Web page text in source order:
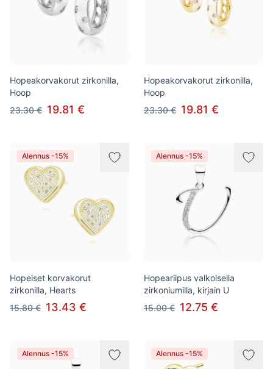
Hopeakorvakorut zirkonilla,
Hoop
23.30 € 19.81 €
Hopeakorvakorut zirkonilla,
Hoop
23.30 € 19.81 €
Alennus -15%
Hopeiset korvakorut
zirkonilla, Hearts
15.80 € 13.43 €
Alennus -15%
Hopeariipus valkoisella
zirkoniumilla, kirjain U
15.00 € 12.75 €
Alennus -15% Alennus -15%